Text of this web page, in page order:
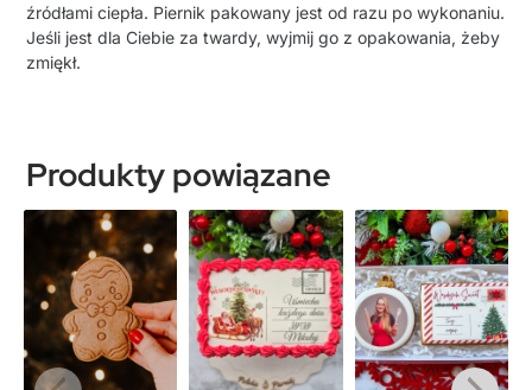
źródłami ciepła. Piernik pakowany jest od razu po wykonaniu.
Jeśli jest dla Ciebie za twardy, wyjmij go z opakowania, żeby
zmiękł.
Produkty powiązane
Wysyłka 15-17.12 Wysyłka 15-17.12 Wysyłka 15-17.12